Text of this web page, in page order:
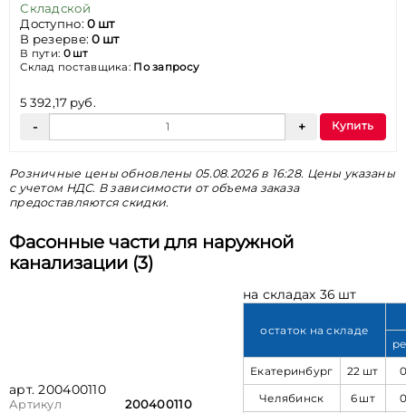
Складской
Доступно:0 шт
В резерве:0 шт
В пути: 0 шт
Склад поставщика: По запросу
5 392,17 руб.
Купить
Розничные цены обновлены 05.08.2026 в 16:28. Цены указаны
с учетом НДС. В зависимости от объема заказа
предоставляются скидки.
Фасонные части для наружной
канализации (3)
арт. 200400110
Артикул
200400110
на складах 36 шт
остаток на складе
Екатеринбург
22 шт
Челябинск
6 шт